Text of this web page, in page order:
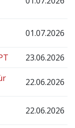
01.07.2026
23.06.2026
22.06.2026
22.06.2026